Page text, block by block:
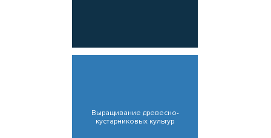
Выращивание древесно-
кустарниковых культур